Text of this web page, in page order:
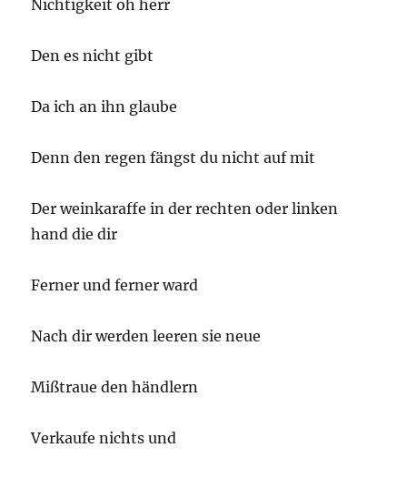
Nichtigkeit oh herr
Den es nicht gibt
Da ich an ihn glaube
Denn den regen fängst du nicht auf mit
Der weinkaraffe in der rechten oder linken
hand die dir
Ferner und ferner ward
Nach dir werden leeren sie neue
Mißtraue den händlern
Verkaufe nichts und